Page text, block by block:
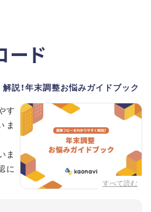
ード
説！年末調整お悩みガイドブック
すべて読む
す
ま
ま
に